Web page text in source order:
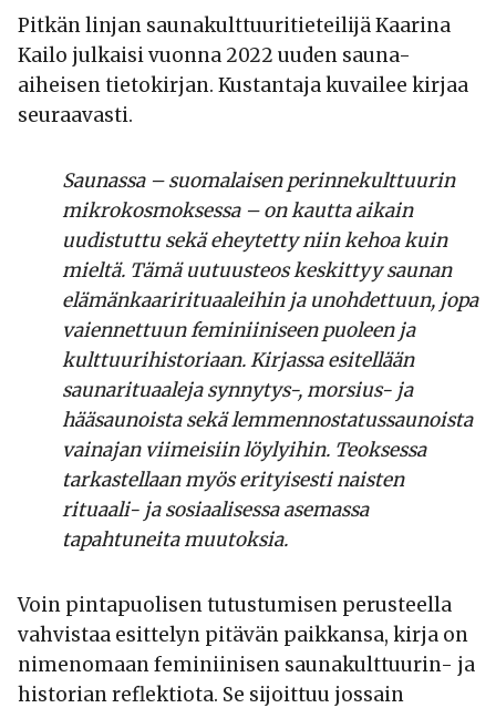
Pitkän linjan saunakulttuuritieteilijä Kaarina
Kailo julkaisi vuonna 2022 uuden sauna-
aiheisen tietokirjan. Kustantaja kuvailee kirjaa
seuraavasti.
Saunassa – suomalaisen perinnekulttuurin
mikrokosmoksessa – on kautta aikain
uudistuttu sekä eheytetty niin kehoa kuin
mieltä. Tämä uutuusteos keskittyy saunan
elämänkaarirituaaleihin ja unohdettuun, jopa
vaiennettuun feminiiniseen puoleen ja
kulttuurihistoriaan. Kirjassa esitellään
saunarituaaleja synnytys-, morsius- ja
hääsaunoista sekä lemmennostatussaunoista
vainajan viimeisiin löylyihin. Teoksessa
tarkastellaan myös erityisesti naisten
rituaali- ja sosiaalisessa asemassa
tapahtuneita muutoksia.
Voin pintapuolisen tutustumisen perusteella
vahvistaa esittelyn pitävän paikkansa, kirja on
nimenomaan feminiinisen saunakulttuurin- ja
historian reflektiota. Se sijoittuu jossain